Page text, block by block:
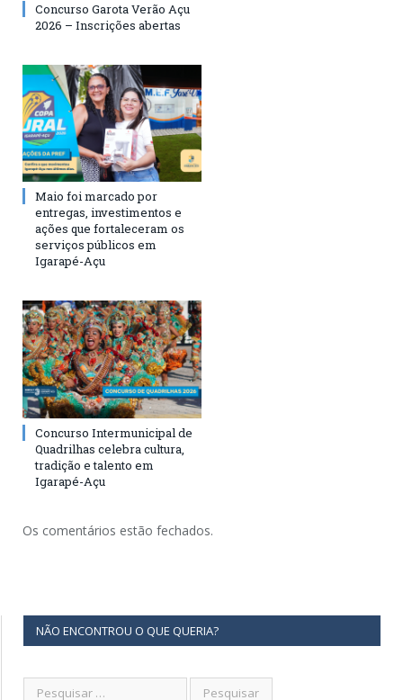
Concurso Garota Verão Açu
2026 – Inscrições abertas
Maio foi marcado por
entregas, investimentos e
ações que fortaleceram os
serviços públicos em
Igarapé-Açu
Concurso Intermunicipal de
Quadrilhas celebra cultura,
tradição e talento em
Igarapé-Açu
Os comentários estão fechados.
NÃO ENCONTROU O QUE QUERIA?